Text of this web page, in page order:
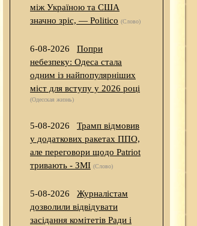
між Україною та США
значно зріс, — Politico (Слово)
6-08-2026
Попри
небезпеку: Одеса стала
одним із найпопулярніших
міст для вступу у 2026 році
(Одесская жизнь)
5-08-2026
Трамп відмовив
у додаткових ракетах ППО,
але переговори щодо Patriot
тривають - ЗМІ (Слово)
5-08-2026
Журналістам
дозволили відвідувати
засідання комітетів Ради і